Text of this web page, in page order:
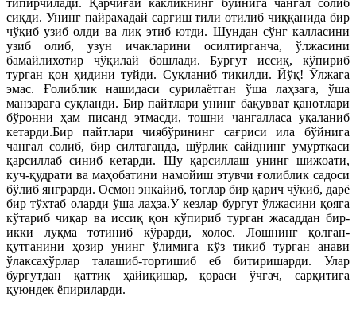
типирчилади. Қарчиғай какликнинг бўйнига чангал солиб
сиқди. Унинг пайрахадай сарғиш тили отилиб чиққанида бир
чўқиб узиб олди ва лиқ этиб ютди. Шундан сўнг калласини
узиб олиб, узун ичакларини осилтирганча, ўлжасини
бамайлихотир чўқилай бошлади. Бургут иссиқ, кўпириб
турган қон ҳидини туйди. Суқланиб тикилди. Йўқ! Ўлжага
эмас. Ғолиблик нашидаси сурилаётган ўша лаҳзага, ўша
манзарага суқланди. Бир пайтлари унинг бақувват қанотлари
бўронни ҳам писанд этмасди, тошни чангалласа уқаланиб
кетарди.Бир пайтлари чиябўрининг сағриси ила бўйнига
чангал солиб, бир силтаганда, шўрлик сайднинг умуртқаси
қарсиллаб синиб кетарди. Шу қарсиллаш унинг шижоати,
куч-қудрати ва маҳобатини намойиш этувчи ғолиблик садоси
бўлиб янграрди. Осмон энкайиб, тоғлар бир қарич чўкиб, дарё
бир тўхтаб оларди ўша лаҳза.У кезлар бургут ўлжасини қояга
кўтариб чиқар ва иссиқ қон кўпириб турган жасаддан бир-
икки луқма тотиниб кўрарди, холос. Лошнинг қолган-
қутганини ҳозир унинг ўлимига кўз тикиб турган анави
ўлаксахўрлар талашиб-тортишиб еб битиришарди. Улар
бургутдан қаттиқ ҳайиқишар, қораси ўчгач, сарқитига
қуюндек ёпириларди.